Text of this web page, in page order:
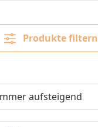
Produkte filtern